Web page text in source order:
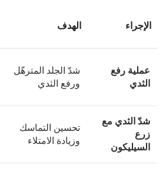
الإجراء الهدف
عملية رفع
الثدي
شدّ الجلد المترهّل
ورفع الثدي
شدّ الثدي مع
زرع
السيليكون
تحسين التماسك
وزيادة الامتلاء